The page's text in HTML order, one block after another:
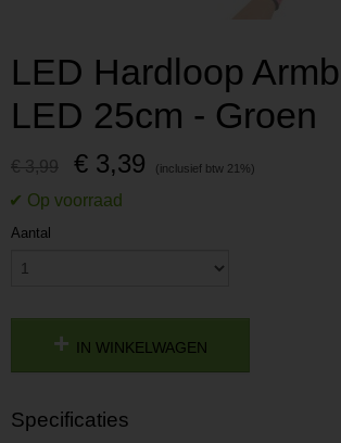
LED Hardloop
LED 25cm - Groen
€ 3,99 € 3,39
Aantal
IN WINKELWAGEN
Specificaties